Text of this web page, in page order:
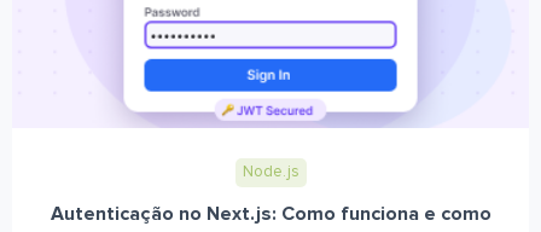
Node.js
Autenticação no Next.js: Como funciona e como